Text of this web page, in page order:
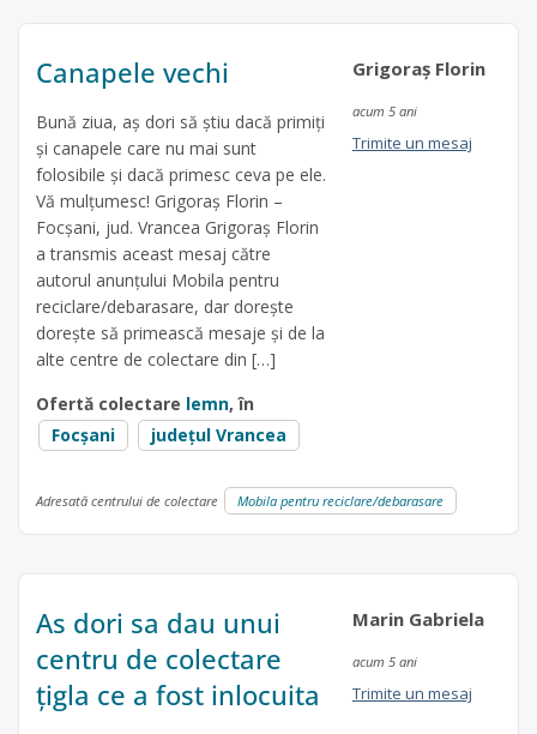
Canapele vechi
Bună ziua, aș dori să știu dacă primiți
și canapele care nu mai sunt
folosibile și dacă primesc ceva pe ele.
Vă mulțumesc! Grigoraș Florin –
Focșani, jud. Vrancea Grigoraș Florin
a transmis aceast mesaj către
autorul anunțului Mobila pentru
reciclare/debarasare, dar dorește
dorește să primească mesaje și de la
alte centre de colectare din […]
Ofertă colectare lemn, în
Focșani
județul Vrancea
Grigoraș Florin
acum 5 ani
Trimite un mesaj
Adresată centrului de colectare Mobila pentru reciclare/debarasare
As dori sa dau unui
centru de colectare
țigla ce a fost inlocuita
Marin Gabriela
acum 5 ani
Trimite un mesaj